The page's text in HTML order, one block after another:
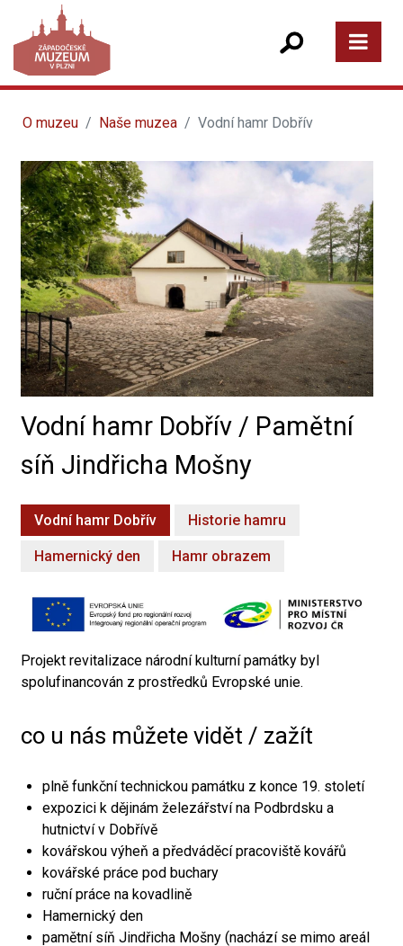
O muzeu Naše muzea Vodní hamr Dobřív
Vodní hamr Dobřív / Pamětní
síň Jindřicha Mošny
Vodní hamr Dobřív Historie hamru
Hamernický den Hamr obrazem
Projekt revitalizace národní kulturní památky byl
spolufinancován z prostředků Evropské unie.
co u nás můžete vidět / zažít
plně funkční technickou památku z konce 19. století
expozici k dějinám železářství na Podbrdsku a
hutnictví v Dobřívě
kovářskou výheň a předváděcí pracoviště kovářů
kovářské práce pod buchary
ruční práce na kovadlině
Hamernický den
pamětní síň Jindřicha Mošny (nachází se mimo areál